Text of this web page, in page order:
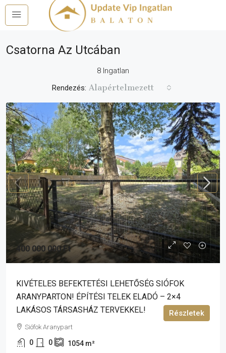
Csatorna Az Utcában
8 Ingatlan
Rendezés: Alapértelmezett
400 000 000 Ft
KIVÉTELES BEFEKTETÉSI LEHETŐSÉG SIÓFOK
ARANYPARTON! ÉPÍTÉSI TELEK ELADÓ – 2×4
LAKÁSOS TÁRSASHÁZ TERVEKKEL!
Siófok Aranypart
0 0 1054 m²
Részletek